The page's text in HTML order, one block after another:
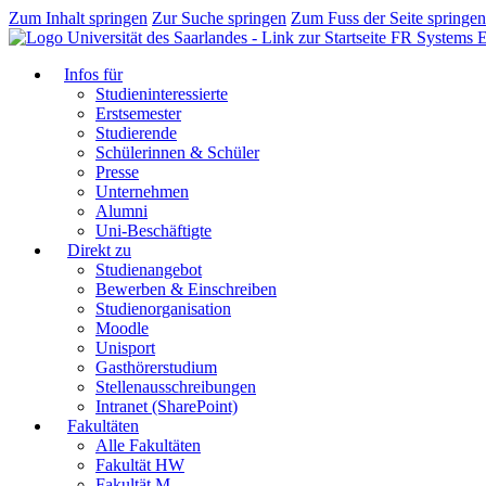
Zum Inhalt springen Zur Suche springen Zum Fuss der Seite springen
FR Systems
Infos für
Studieninteressierte
Erstsemester
Studierende
Schülerinnen & Schüler
Presse
Unternehmen
Alumni
Uni-Beschäftigte
Direkt zu
Studienangebot
Bewerben & Einschreiben
Studienorganisation
Moodle
Unisport
Gasthörerstudium
Stellenausschreibungen
Intranet (SharePoint)
Fakultäten
Alle Fakultäten
Fakultät HW